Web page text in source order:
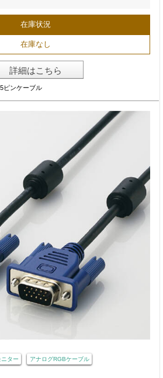
在庫状況
在庫なし
詳細はこちら
ピンケーブル
ニター アナログRGBケーブル